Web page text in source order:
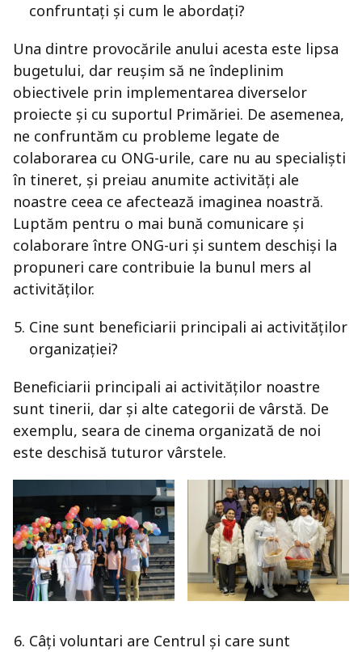
confruntați și cum le abordați?
Una dintre provocările anului acesta este lipsa
bugetului, dar reușim să ne îndeplinim
obiectivele prin implementarea diverselor
proiecte și cu suportul Primăriei. De asemenea,
ne confruntăm cu probleme legate de
colaborarea cu ONG-urile, care nu au specialiști
în tineret, și preiau anumite activități ale
noastre ceea ce afectează imaginea noastră.
Luptăm pentru o mai bună comunicare și
colaborare între ONG-uri și suntem deschiși la
propuneri care contribuie la bunul mers al
activităților.
Cine sunt beneficiarii principali ai activităților
organizației?
Beneficiarii principali ai activităților noastre
sunt tinerii, dar și alte categorii de vârstă. De
exemplu, seara de cinema organizată de noi
este deschisă tuturor vârstele.
Câți voluntari are Centrul și care sunt